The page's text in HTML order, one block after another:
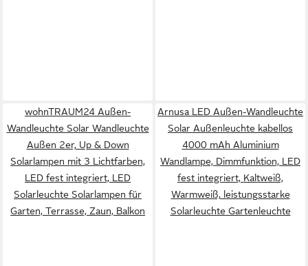
wohnTRAUM24 Außen-
Wandleuchte Solar Wandleuchte
Außen 2er, Up & Down
Solarlampen mit 3 Lichtfarben,
LED fest integriert, LED
Solarleuchte Solarlampen für
Garten, Terrasse, Zaun, Balkon
Arnusa LED Außen-Wandleuchte
Solar Außenleuchte kabellos
4000 mAh Aluminium
Wandlampe, Dimmfunktion, LED
fest integriert, Kaltweiß,
Warmweiß, leistungsstarke
Solarleuchte Gartenleuchte